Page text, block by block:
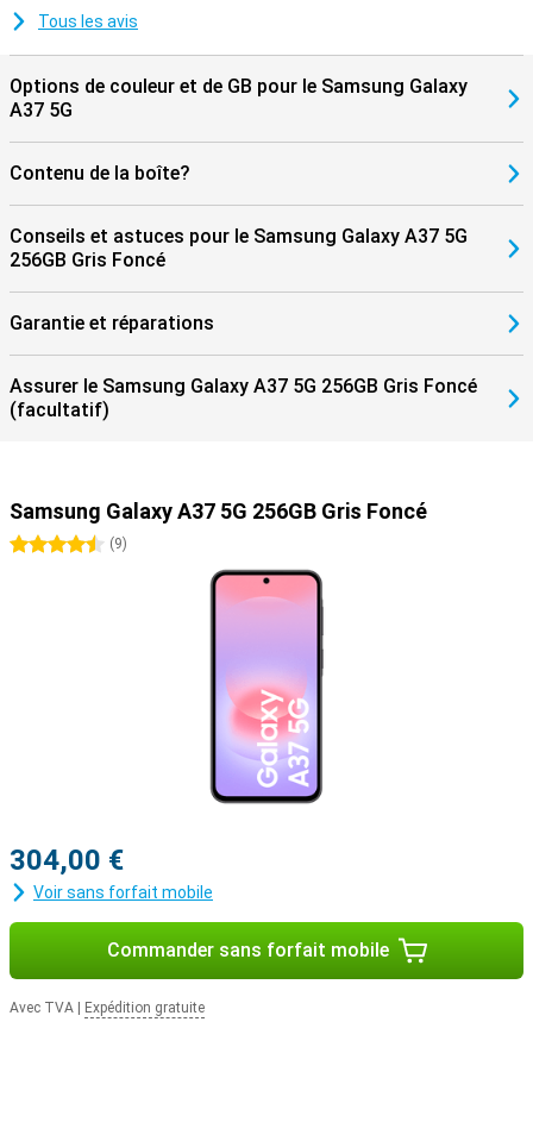
pour durer, avec la certification IP68 offrant une protection contre
la poussière et l'eau. Samsung soutient également l'appareil
pendant une longue période avec des mises à jour logicielles et de
mises à jour de sécurité, pour que votre smartphone reste sûr,
rapide et à jour. Vous pourrez ainsi utiliser votre appareil pendant
des années sans vous soucier de quoi que ce soit.
Tous les avis
Options de couleur et de GB pour le Samsung Galaxy
A37 5G
Contenu de la boîte?
Conseils et astuces pour le Samsung Galaxy A37 5G
256GB Gris Foncé
Garantie et réparations
Assurer le Samsung Galaxy A37 5G 256GB Gris Foncé
(facultatif)
Samsung Galaxy A37 5G 256GB Gris Foncé
4.5 étoiles
(9)
304,00 €
Voir sans forfait mobile
Commander sans forfait mobile
Avec TVA Expédition gratuite